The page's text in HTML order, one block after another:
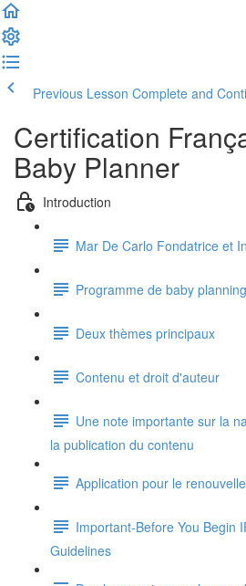
Previous Lesson Complete and
Certification
Baby Planner
Introduction
Mar De Carlo Fondatrice et
Programme de baby planning
Deux thèmes principaux
Contenu et droit d'auteur
Une note importante sur la
la publication du contenu
Application pour le
Important-Before You Begin
Guidelines